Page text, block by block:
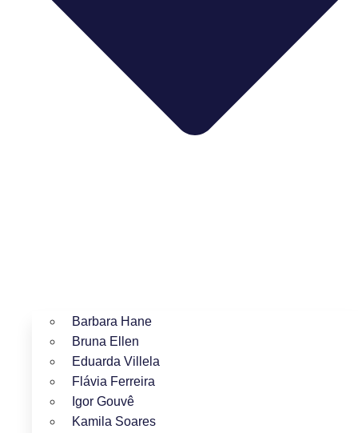
Barbara Hane
Bruna Ellen
Eduarda Villela
Flávia Ferreira
Igor Gouvê
Kamila Soares